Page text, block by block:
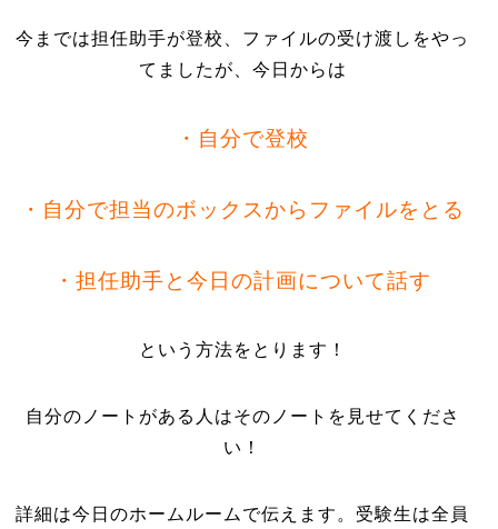
今までは担任助手が登校、ファイルの受け渡しをやっ
てましたが、今日からは
・自分で登校
・自分で担当のボックスからファイルをとる
・担任助手と今日の計画について話す
という方法をとります！
自分のノートがある人はそのノートを見せてくださ
い！
詳細は今日のホームルームで伝えます。受験生は全員